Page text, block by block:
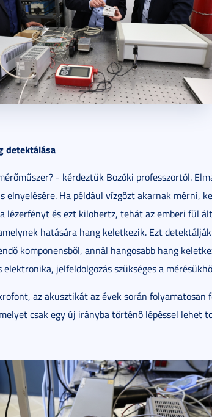
detektálása
- kérdeztük Bozóki professzortól.
elnyelésére. Ha például vízgőzt akarnak mérni,
lézerfényt és ezt kilohertz, tehát az emberi fül
hatására hang keletkezik. Ezt
komponensből, annál hangosabb hang
jelfeldolgozás szükséges a
az akusztikát az évek során folyamatosan
csak egy új irányba történő lépéssel lehet